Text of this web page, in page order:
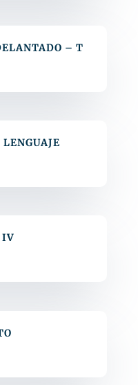
– T
LENGUAJE
IV